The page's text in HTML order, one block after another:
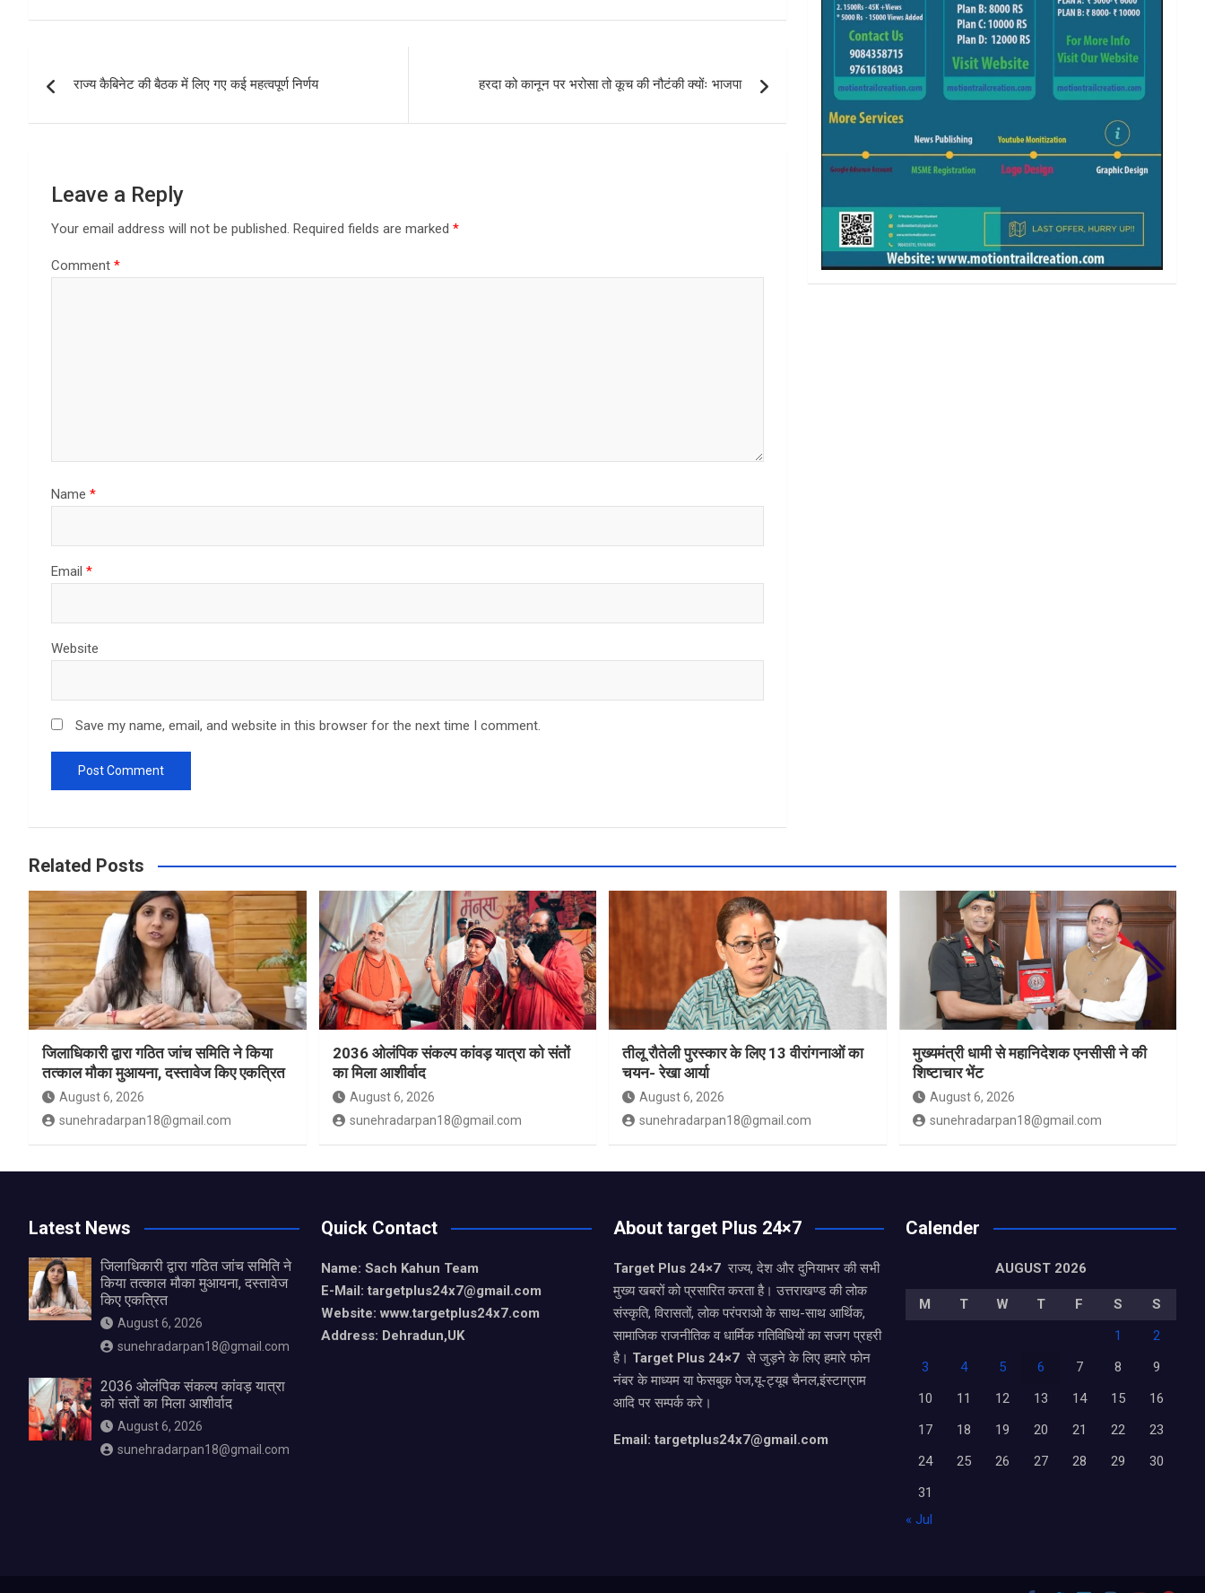
navigation
राज्य कैबिनेट की बैठक में लिए गए कई महत्वपूर्ण निर्णय हरदा को कानून पर भरोसा तो कूच की नौटंकी क्योंः भाजपा
Leave a Reply
Your email address will not be published. Required fields are marked *
Comment *
Name *
Email *
Website
Save my name, email, and website in this browser for the next time I comment.
Related Posts
जिलाधिकारी द्वारा गठित जांच समिति ने किया
तत्काल मौका मुआयना, दस्तावेज किए एकत्रित
August 6, 2026
sunehradarpan18@gmail.com
2036 ओलंपिक संकल्प कांवड़ यात्रा को संतों
का मिला आशीर्वाद
August 6, 2026
sunehradarpan18@gmail.com
तीलू रौतेली पुरस्कार के लिए 13 वीरांगनाओं का
चयन- रेखा आर्या
August 6, 2026
sunehradarpan18@gmail.com
मुख्यमंत्री धामी से महानिदेशक एनसीसी ने की
शिष्टाचार भेंट
August 6, 2026
sunehradarpan18@gmail.com
Latest News
जिलाधिकारी द्वारा गठित जांच समिति ने
किया तत्काल मौका मुआयना, दस्तावेज
किए एकत्रित
August 6, 2026
sunehradarpan18@gmail.com
2036 ओलंपिक संकल्प कांवड़ यात्रा
को संतों का मिला आशीर्वाद
August 6, 2026
sunehradarpan18@gmail.com
Quick Contact
Name: Sach Kahun Team
E-Mail: targetplus24x7@gmail.com
Website: www.targetplus24x7.com
Address: Dehradun,UK
About target Plus 24×7
Target Plus 24×7 राज्य, देश और दुनियाभर की सभी
मुख्य खबरों को प्रसारित करता है। उत्तराखण्ड की लोक
संस्कृति, विरासतों, लोक परंपराओ के साथ-साथ आर्थिक,
सामाजिक राजनीतिक व धार्मिक गतिविधियों का सजग प्रहरी
है। Target Plus 24×7 से जुड़ने के लिए हमारे फोन
नंबर के माध्यम या फेसबुक पेज,यू-ट्यूब चैनल,इंस्टाग्राम
आदि पर सम्पर्क करे।
Email: targetplus24x7@gmail.com
Calender
AUGUST 2026
M T W T F S
S
1
2
3
4 5 6 7 8
9
10
11 12 13 14 15
16
17
18 19 20 21 22
23
24
25 26 27 28 29
30
31
« Jul